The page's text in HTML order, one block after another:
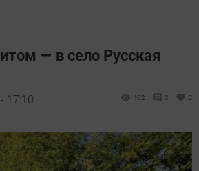
— в село Русская
17:10 402 0 0